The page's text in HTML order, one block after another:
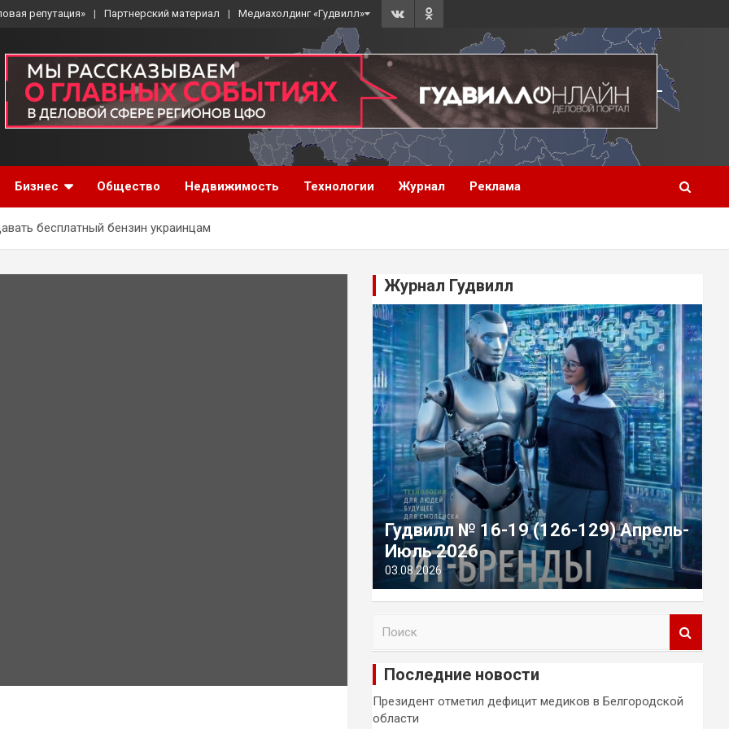
репутация» Партнерский материал Медиахолдинг «Гудвилл»
Бизнес Общество Недвижимость Технологии Журнал Реклама
бесплатный бензин украинцам
Журнал Гудвилл
Гудвилл № 16-19 (126-129) Апрель-
Июль 2026
03.08.2026
и
Последние новости
Президент отметил дефицит медиков в Белгородской
области